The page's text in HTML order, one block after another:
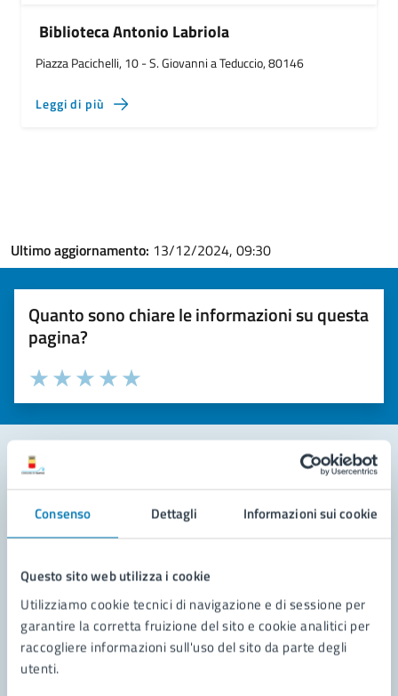
Consenso Dettagli Informazioni sui cookie
Questo sito web utilizza i cookie
Utilizziamo cookie tecnici di navigazione e di sessione per
garantire la corretta fruizione del sito e cookie analitici per
raccogliere informazioni sull'uso del sito da parte degli
utenti.
Biblioteca Antonio Labriola
Piazza Pacichelli, 10 - S. Giovanni a Teduccio, 80146
Leggi di più
Ultimo aggiornamento: 13/12/2024, 09:30
Quanto sono chiare le informazioni su questa
pagina?
Valuta la chiarezza delle informazioni (da 1 a 5 stelle)
Seleziona il numero di stelle per valutare la chiarezza delle
Valuta 5 stelle su 5
Valuta 4 stelle su 5
Valuta 3 stelle su 5
Valuta 2 stelle su 5
Valuta 1 stelle su 5
Leggi le domande frequenti
Richiedi assistenza
Prenota appuntamento
Problemi in città